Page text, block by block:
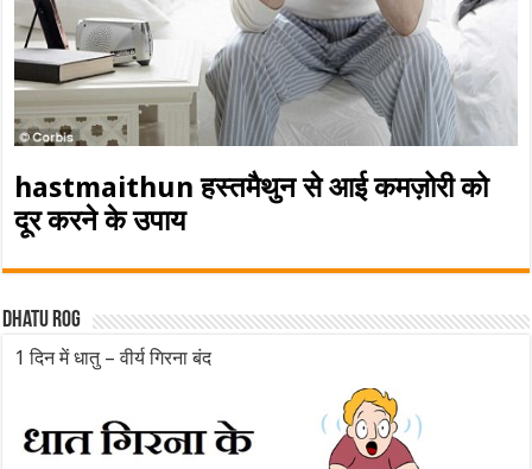
hastmaithun हस्तमैथुन से आई कमज़ोरी को
दूर करने के उपाय
Dhatu rog
1 दिन में धातु – वीर्य गिरना बंद